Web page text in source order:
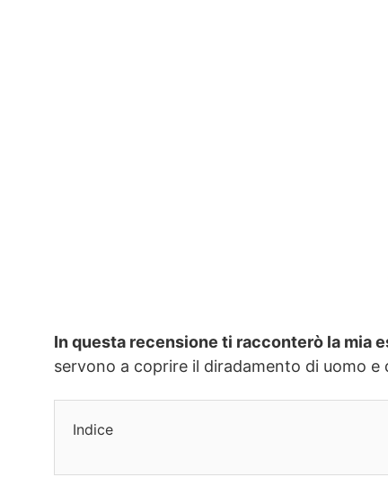
In questa recensione ti racconterò la mia
servono a coprire il diradamento di uomo e
Indice